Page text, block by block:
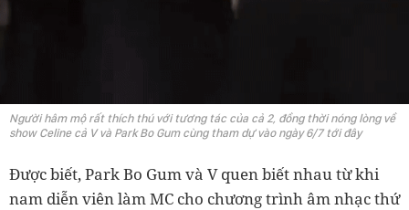
Người hâm mộ rất thích thú với tương tác của cả 2, đồng thời nóng lòng về
show Celine cả V và Park Bo Gum cùng tham dự vào ngày 6/7 tới đây
Được biết, Park Bo Gum và V quen biết nhau từ khi
nam diễn viên làm MC cho chương trình âm nhạc thứ